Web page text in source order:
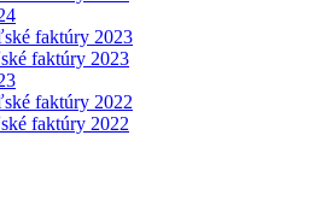
faktúry 2023
faktúry 2023
faktúry 2022
faktúry 2022